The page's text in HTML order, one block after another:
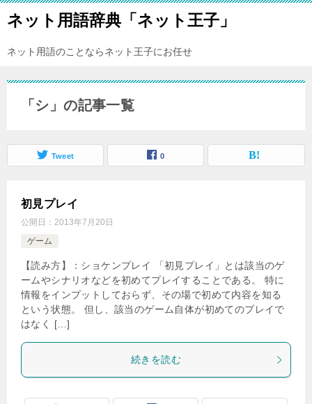
ネット用語辞典「ネット王子」
ネット用語のことならネット王子にお任せ
「シ」の記事一覧
Tweet 0
初見プレイ
公開日： 2013年7月20日
ゲーム
【読み方】：ショケンプレイ 「初見プレイ」とは該当のゲ
ームやシナリオなどを初めてプレイすることである。 特に
情報をインプットしておらず、その場で初めて内容を知る
という状態。 但し、該当のゲーム自体が初めてのプレイで
はなく […]
続きを読む